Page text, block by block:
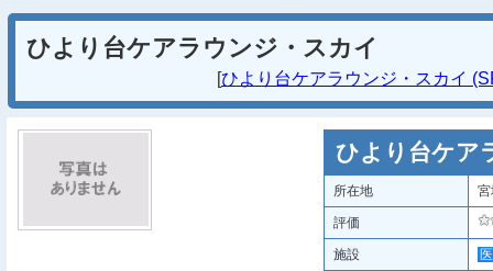
ひより台ケアラウンジ・スカイ
[ひより台ケアラウンジ・スカイ
ひより台ケア
所在地
評価
施設 医